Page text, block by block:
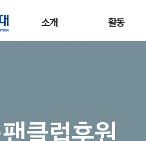
소개 활동
클럽후원